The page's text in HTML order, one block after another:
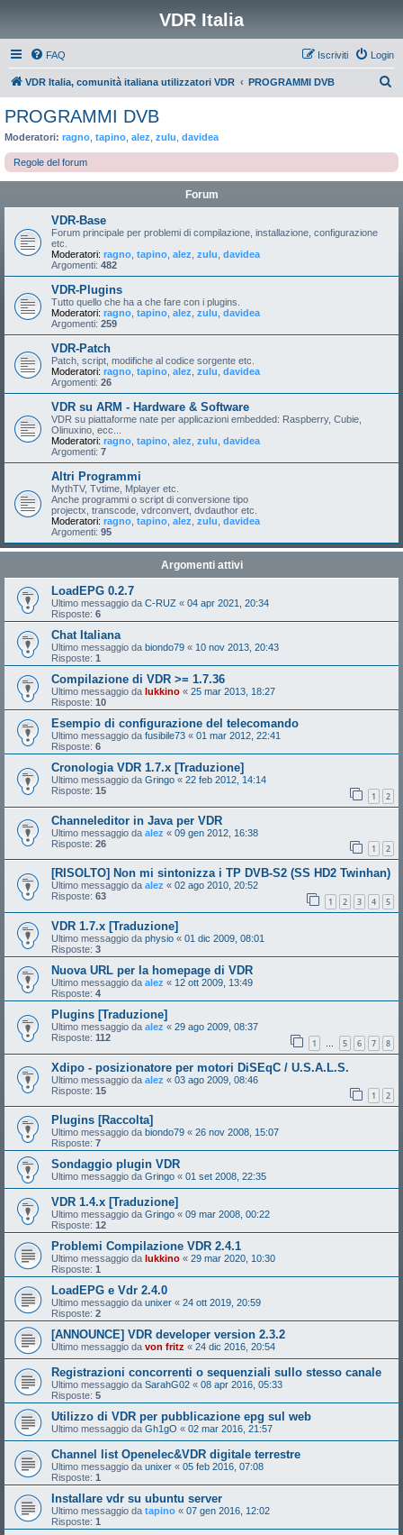
VDR Italia
FAQ Login
Iscriviti
VDR Italia, comunità italiana utilizzatori VDR PROGRAMMI DVB
a
PROGRAMMI DVB
Moderatori: ragno tapino alez zulu davidea
Regole del forum
Forum
VDR-Base
Forum principale per problemi di compilazione, installazione, configurazione
etc.
Moderatori: ragno tapino alez zulu davidea
Argomenti: 482
VDR-Plugins
Tutto quello che ha a che fare con i plugins.
Moderatori: ragno tapino alez zulu davidea
Argomenti: 259
VDR-Patch
Patch, script, modifiche al codice sorgente etc.
Moderatori: ragno tapino alez zulu davidea
Argomenti: 26
VDR su ARM - Hardware & Software
VDR su piattaforme nate per applicazioni embedded: Raspberry, Cubie,
Olinuxino, ecc...
Moderatori: ragno tapino alez zulu davidea
Argomenti: 7
Altri Programmi
MythTV, Tvtime, Mplayer etc.
Anche programmi o script di conversione tipo
projectx, transcode, vdrconvert, dvdauthor etc.
Moderatori: ragno tapino alez zulu davidea
Argomenti: 95
Argomenti attivi
LoadEPG 0.2.7
Ultimo messaggio da C-RUZ « 04 apr 2021, 20:34
Risposte: 6
Chat Italiana
Ultimo messaggio da biondo79 « 10 nov 2013, 20:43
Risposte: 1
Compilazione di VDR >= 1.7.36
Ultimo messaggio da lukkino « 25 mar 2013, 18:27
Risposte: 10
Esempio di configurazione del telecomando
Ultimo messaggio da fusibile73 « 01 mar 2012, 22:41
Risposte: 6
Cronologia VDR 1.7.x [Traduzione]
Ultimo messaggio da Gringo « 22 feb 2012, 14:14
Risposte: 15 1 2
Channeleditor in Java per VDR
Ultimo messaggio da alez « 09 gen 2012, 16:38
Risposte: 26 1 2
[RISOLTO] Non mi sintonizza i TP DVB-S2 (SS HD2 Twinhan)
Ultimo messaggio da alez « 02 ago 2010, 20:52
Risposte: 63 1 2 3 4 5
VDR 1.7.x [Traduzione]
Ultimo messaggio da physio « 01 dic 2009, 08:01
Risposte: 3
Nuova URL per la homepage di VDR
Ultimo messaggio da alez « 12 ott 2009, 13:49
Risposte: 4
Plugins [Traduzione]
Ultimo messaggio da alez « 29 ago 2009, 08:37
Risposte: 112 1 … 5 6 7 8
Xdipo - posizionatore per motori DiSEqC / U.S.A.L.S.
Ultimo messaggio da alez « 03 ago 2009, 08:46
Risposte: 15 1 2
Plugins [Raccolta]
Ultimo messaggio da biondo79 « 26 nov 2008, 15:07
Risposte: 7
Sondaggio plugin VDR
Ultimo messaggio da Gringo « 01 set 2008, 22:35
VDR 1.4.x [Traduzione]
Ultimo messaggio da Gringo « 09 mar 2008, 00:22
Risposte: 12
Problemi Compilazione VDR 2.4.1
Ultimo messaggio da lukkino « 29 mar 2020, 10:30
Risposte: 1
LoadEPG e Vdr 2.4.0
Ultimo messaggio da unixer « 24 ott 2019, 20:59
Risposte: 2
[ANNOUNCE] VDR developer version 2.3.2
Ultimo messaggio da von fritz « 24 dic 2016, 20:54
Registrazioni concorrenti o sequenziali sullo stesso canale
Ultimo messaggio da SarahG02 « 08 apr 2016, 05:33
Risposte: 5
Utilizzo di VDR per pubblicazione epg sul web
Ultimo messaggio da Gh1gO « 02 mar 2016, 21:57
Channel list Openelec&VDR digitale terrestre
Ultimo messaggio da unixer « 05 feb 2016, 07:08
Risposte: 1
Installare vdr su ubuntu server
Ultimo messaggio da tapino « 07 gen 2016, 12:02
Risposte: 1